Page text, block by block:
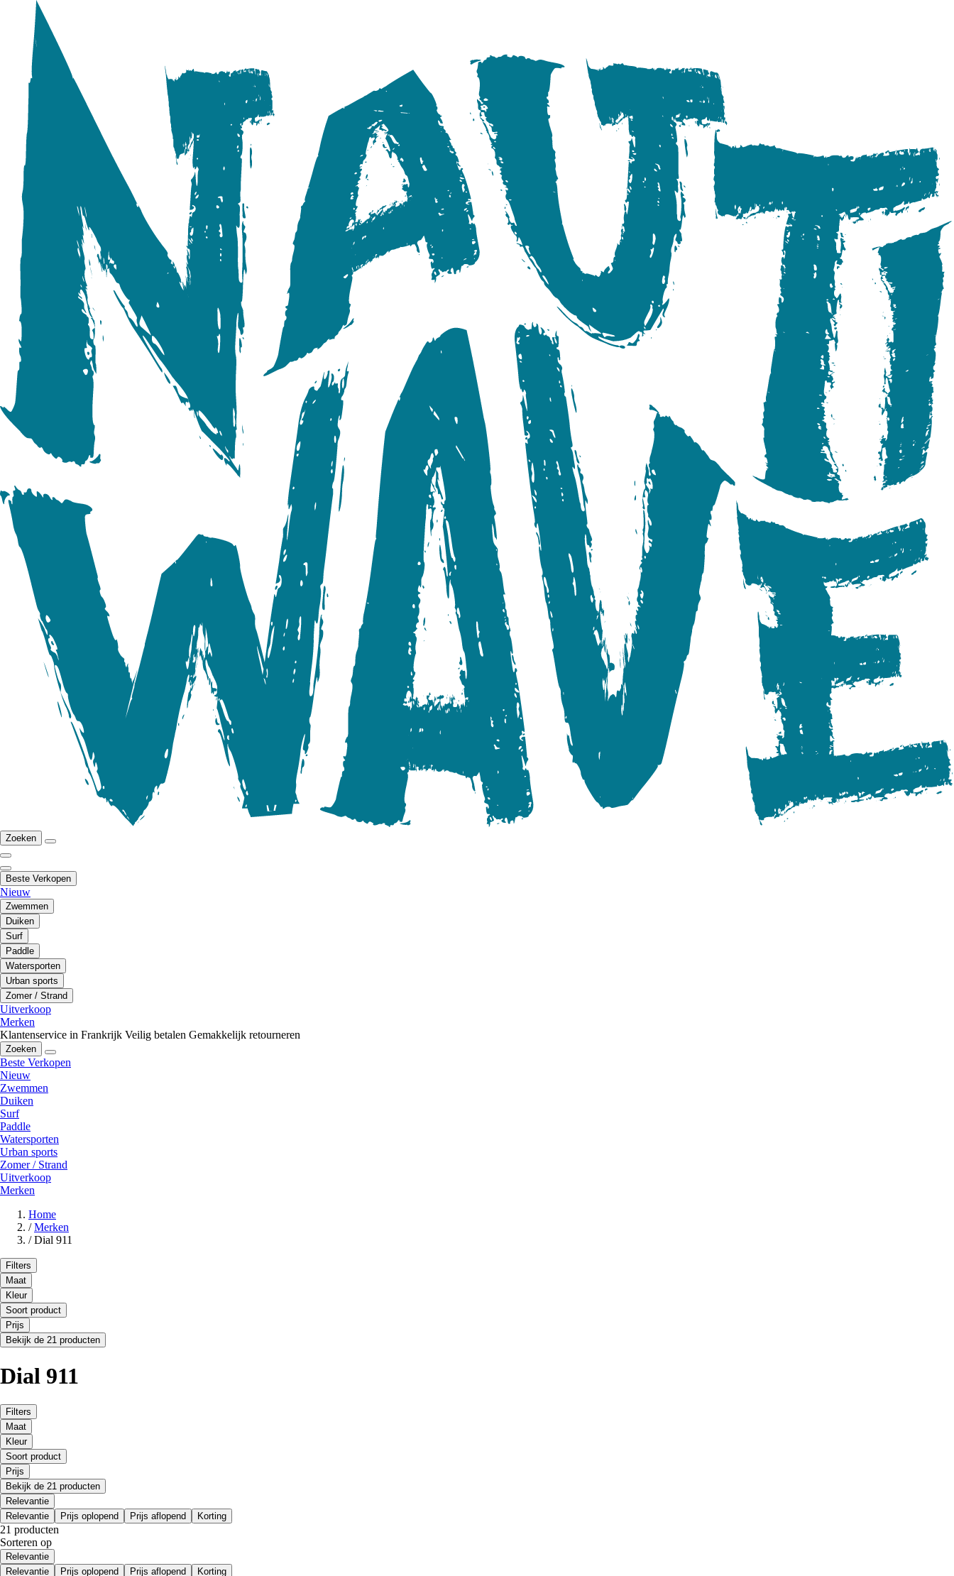
Zoeken
Beste Verkopen
Nieuw
Zwemmen
Duiken
Surf
Paddle
Watersporten
Urban sports
Zomer / Strand
Uitverkoop
Merken
Klantenservice in Frankrijk Veilig betalen Gemakkelijk retourneren
Zoeken
Beste Verkopen
Nieuw
Zwemmen
Duiken
Surf
Paddle
Watersporten
Urban sports
Zomer / Strand
Uitverkoop
Merken
Home
/ Merken
/ Dial 911
Filters
Maat
Kleur
Soort product
Prijs
Bekijk de 21 producten
Dial 911
Filters
Maat
Kleur
Soort product
Prijs
Bekijk de 21 producten
Relevantie
Relevantie
Prijs oplopend Prijs aflopend Korting
21 producten
Sorteren op
Relevantie
Relevantie
Prijs oplopend Prijs aflopend Korting